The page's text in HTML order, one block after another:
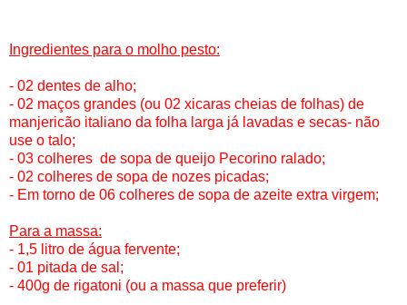
Ingredientes para o molho pesto:
- 02 dentes de alho;
- 02 maços grandes (ou 02 xicaras cheias de folhas) de
manjericão italiano da folha larga já lavadas e secas- não
use o talo;
- 03 colheres de sopa de queijo Pecorino ralado;
- 02 colheres de sopa de nozes picadas;
- Em torno de 06 colheres de sopa de azeite extra virgem;
Para a massa:
- 1,5 litro de água fervente;
- 01 pitada de sal;
- 400g de rigatoni (ou a massa que preferir)